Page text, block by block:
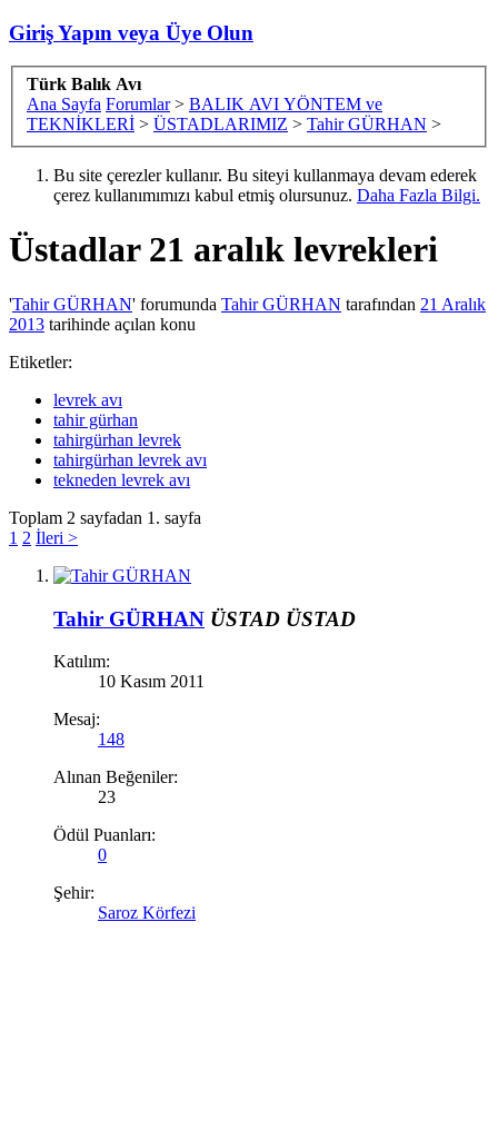
Giriş Yapın veya Üye Olun
Türk Balık Avı
Ana Sayfa Forumlar > BALIK AVI YÖNTEM ve
TEKNİKLERİ > ÜSTADLARIMIZ > Tahir GÜRHAN >
Bu site çerezler kullanır. Bu siteyi kullanmaya devam ederek
çerez kullanımımızı kabul etmiş olursunuz. Daha Fazla Bilgi.
Üstadlar21 aralık levrekleri
'Tahir GÜRHAN' forumunda Tahir GÜRHAN tarafından 21 Aralık
2013 tarihinde açılan konu
Etiketler:
levrek avı
tahir gürhan
tahirgürhan levrek
tahirgürhan levrek avı
tekneden levrek avı
Toplam 2 sayfadan 1. sayfa
1 2 İleri >
Tahir GÜRHAN ÜSTAD ÜSTAD
Katılım:
10 Kasım 2011
Mesaj:
148
Alınan Beğeniler:
23
Ödül Puanları:
0
Şehir:
Saroz Körfezi